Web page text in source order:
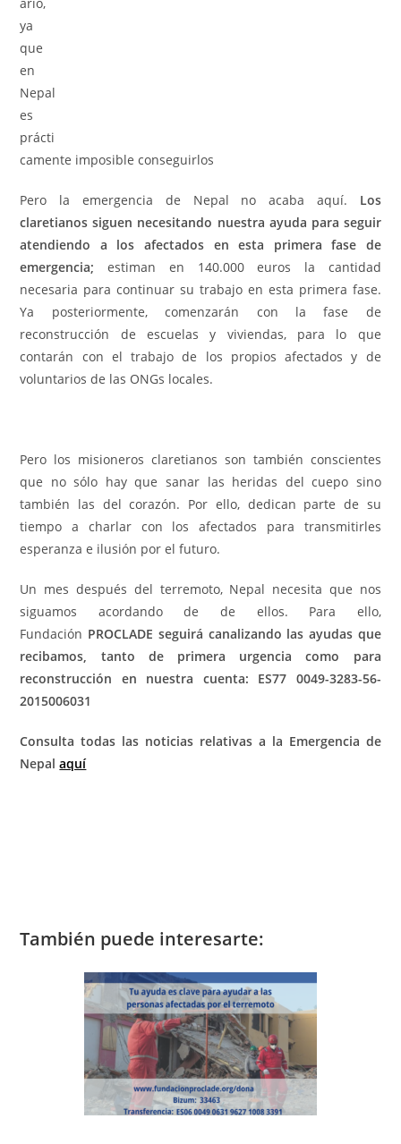
ario,
ya
que
en
Nepal
es
prácti
camente imposible conseguirlos
Pero la emergencia de Nepal no acaba aquí. Los
claretianos siguen necesitando nuestra ayuda para seguir
atendiendo a los afectados en esta primera fase de
emergencia; estiman en 140.000 euros la cantidad
necesaria para continuar su trabajo en esta primera fase.
Ya posteriormente, comenzarán con la fase de
reconstrucción de escuelas y viviendas, para lo que
contarán con el trabajo de los propios afectados y de
voluntarios de las ONGs locales.
Pero los misioneros claretianos son también conscientes
que no sólo hay que sanar las heridas del cuepo sino
también las del corazón. Por ello, dedican parte de su
tiempo a charlar con los afectados para transmitirles
esperanza e ilusión por el futuro.
Un mes después del terremoto, Nepal necesita que nos
siguamos acordando de de ellos. Para ello,
Fundación PROCLADE seguirá canalizando las ayudas que
recibamos, tanto de primera urgencia como para
reconstrucción en nuestra cuenta: ES77 0049-3283-56-
2015006031
Consulta todas las noticias relativas a la Emergencia de
Nepalaquí
También puede interesarte: